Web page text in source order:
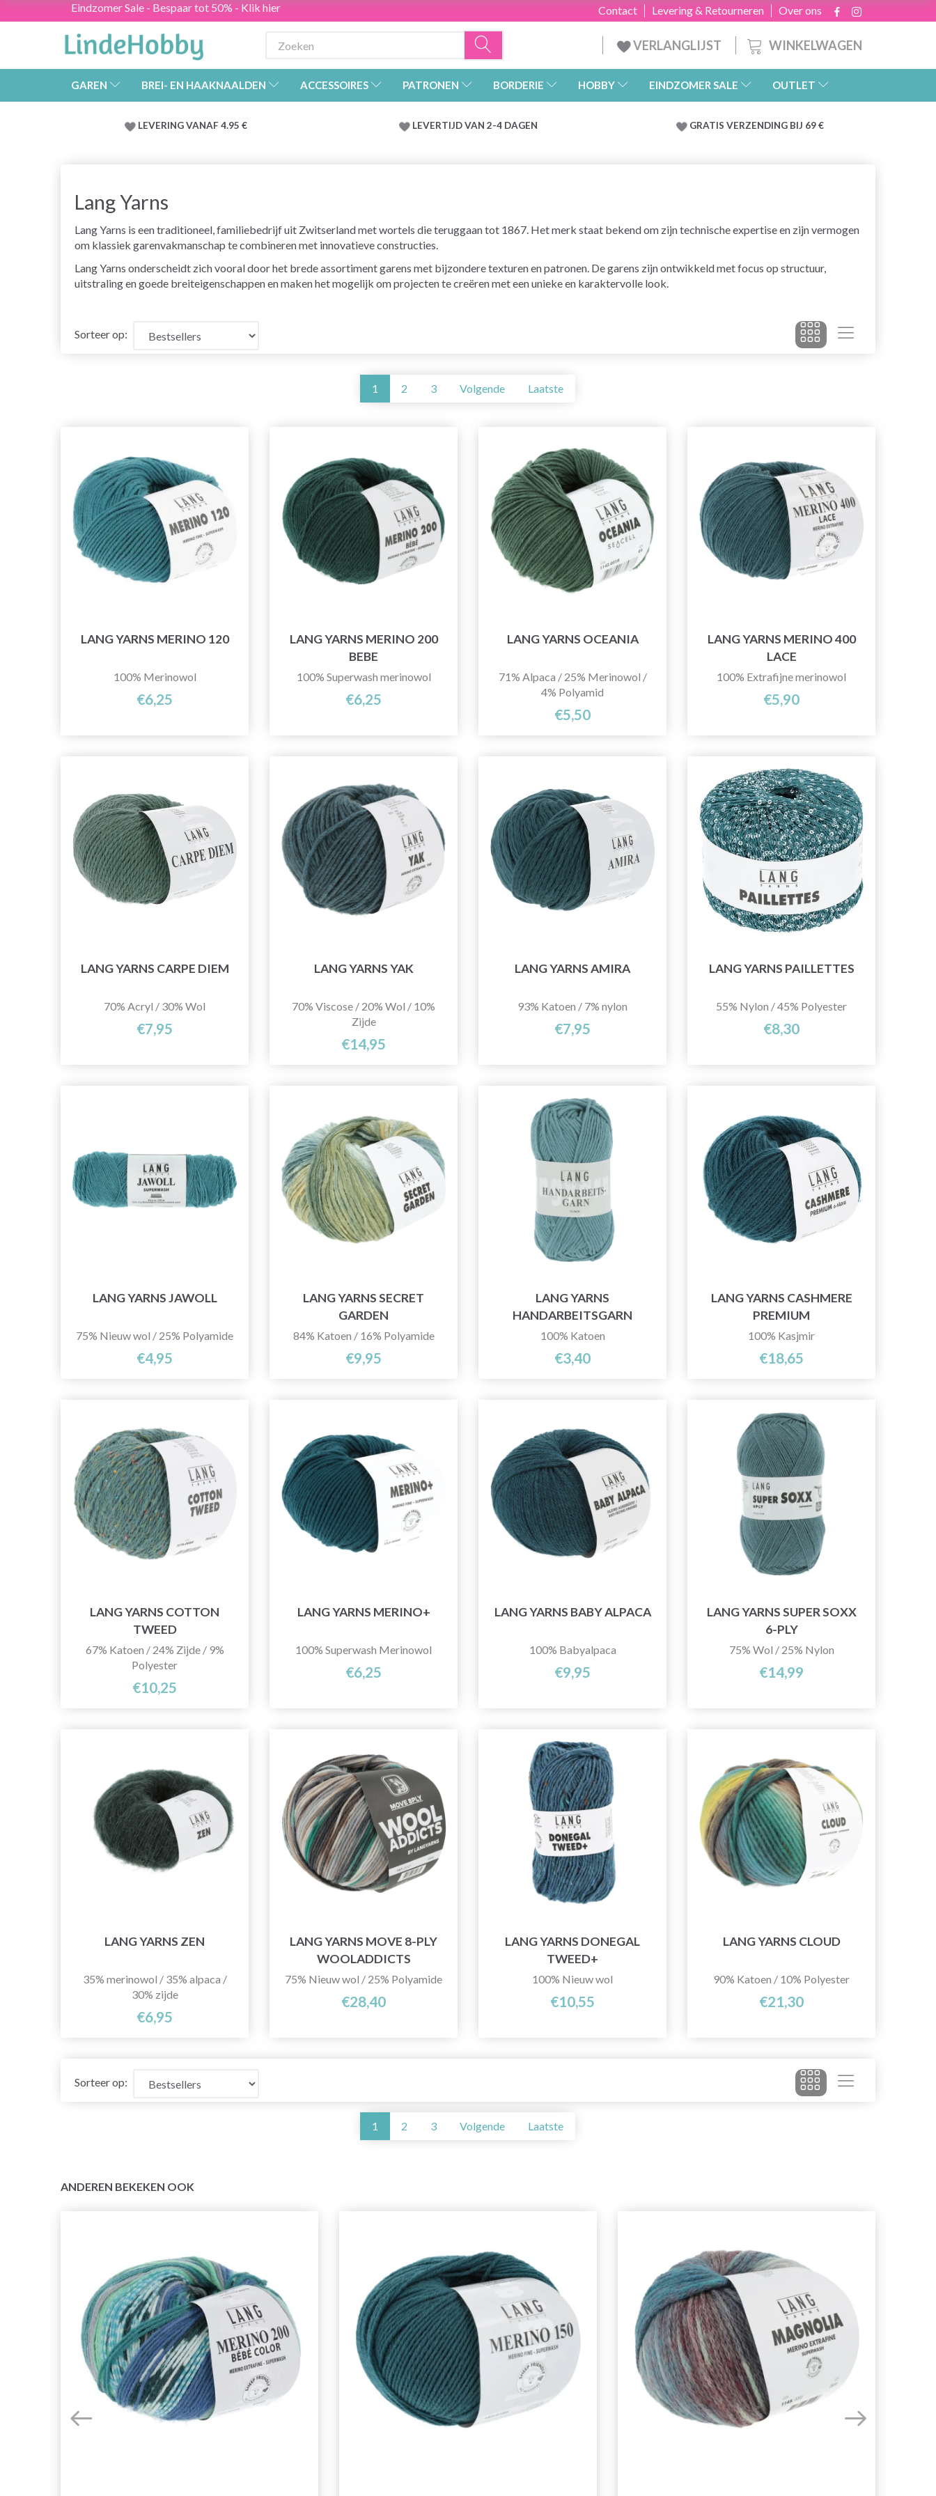
Eindzomer Sale - Bespaar tot 50% - Klik hier Over ons
Levering & Retourneren
Contact
WINKELWAGEN
VERLANGLIJST
GAREN BREI- EN HAAKNAALDEN ACCESSOIRES PATRONEN BORDERIE HOBBY EINDZOMER SALE OUTLET
LEVERING VANAF 4.95 € LEVERTIJD VAN 2-4 DAGEN GRATIS VERZENDING BIJ 69 €
Lang Yarns
Lang Yarns is een traditioneel, familiebedrijf uit Zwitserland met wortels die teruggaan tot 1867. Het merk staat bekend om zijn technische expertise en zijn vermogen
om klassiek garenvakmanschap te combineren met innovatieve constructies.
Lang Yarns onderscheidt zich vooral door het brede assortiment garens met bijzondere texturen en patronen. De garens zijn ontwikkeld met focus op structuur,
uitstraling en goede breiteigenschappen en maken het mogelijk om projecten te creëren met een unieke en karaktervolle look.
Sorteer op:
1 2 3 Volgende Laatste
LANG YARNS MERINO 120
100% Merinowol
€6,25
LANG YARNS MERINO 200
BEBE
100% Superwash merinowol
€6,25
LANG YARNS OCEANIA
71% Alpaca / 25% Merinowol /
4% Polyamid
€5,50
LANG YARNS MERINO 400
LACE
100% Extrafijne merinowol
€5,90
LANG YARNS CARPE DIEM
70% Acryl / 30% Wol
€7,95
LANG YARNS YAK
70% Viscose / 20% Wol / 10%
Zijde
€14,95
LANG YARNS AMIRA
93% Katoen / 7% nylon
€7,95
LANG YARNS PAILLETTES
55% Nylon / 45% Polyester
€8,30
LANG YARNS JAWOLL
75% Nieuw wol / 25% Polyamide
€4,95
LANG YARNS SECRET
GARDEN
84% Katoen / 16% Polyamide
€9,95
LANG YARNS
HANDARBEITSGARN
100% Katoen
€3,40
LANG YARNS CASHMERE
PREMIUM
100% Kasjmir
€18,65
LANG YARNS COTTON
TWEED
67% Katoen / 24% Zijde / 9%
Polyester
€10,25
LANG YARNS MERINO+
100% Superwash Merinowol
€6,25
LANG YARNS BABY ALPACA
100% Babyalpaca
€9,95
LANG YARNS SUPER SOXX
6-PLY
75% Wol / 25% Nylon
€14,99
LANG YARNS ZEN
35% merinowol / 35% alpaca /
30% zijde
€6,95
LANG YARNS MOVE 8-PLY
WOOLADDICTS
75% Nieuw wol / 25% Polyamide
€28,40
LANG YARNS DONEGAL
TWEED+
100% Nieuw wol
€10,55
LANG YARNS CLOUD
90% Katoen / 10% Polyester
€21,30
Sorteer op:
1 2 3 Volgende Laatste
ANDEREN BEKEKEN OOK